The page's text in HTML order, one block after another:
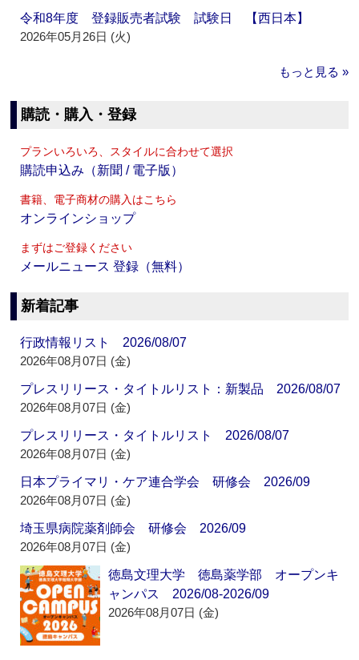
令和8年度 登録販売者試験 試験日 【西日本】
2026年05月26日 (火)
もっと見る »
購読・購入・登録
プランいろいろ、スタイルに合わせて選択
購読申込み（新聞 / 電子版）
書籍、電子商材の購入はこちら
オンラインショップ
まずはご登録ください
メールニュース 登録（無料）
新着記事
行政情報リスト 2026/08/07
2026年08月07日 (金)
プレスリリース・タイトルリスト：新製品 2026/08/07
2026年08月07日 (金)
プレスリリース・タイトルリスト 2026/08/07
2026年08月07日 (金)
日本プライマリ・ケア連合学会 研修会 2026/09
2026年08月07日 (金)
埼玉県病院薬剤師会 研修会 2026/09
2026年08月07日 (金)
徳島文理大学 徳島薬学部 オープンキ
ャンパス 2026/08-2026/09
2026年08月07日 (金)